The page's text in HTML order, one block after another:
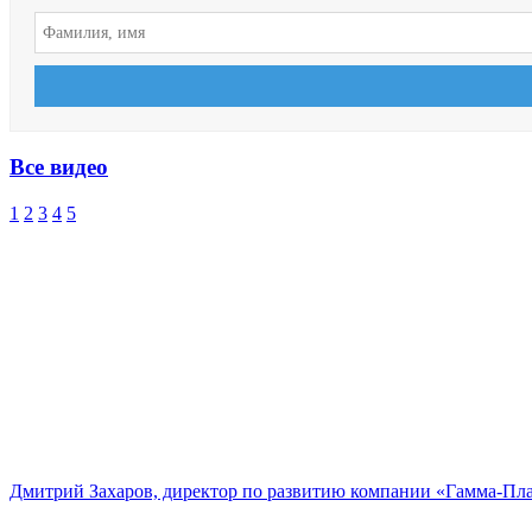
Все видео
1 2 3 4 5
Дмитрий Захаров, директор по развитию компании «Гамма-